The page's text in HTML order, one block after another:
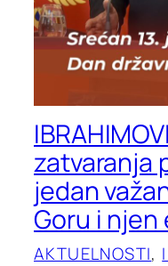
zatvaranja
jedan
Goru i
AKTUELNOSTI,